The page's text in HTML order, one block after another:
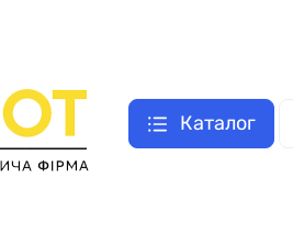
Каталог